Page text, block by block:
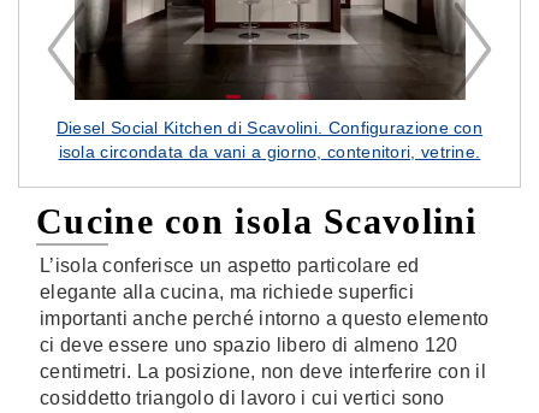
Diesel Social Kitchen di Scavolini. Configurazione con
isola circondata da vani a giorno, contenitori, vetrine.
Cucine con isola Scavolini
L’isola conferisce un aspetto particolare ed
elegante alla cucina, ma richiede superfici
importanti anche perché intorno a questo elemento
ci deve essere uno spazio libero di almeno 120
centimetri. La posizione, non deve interferire con il
cosiddetto triangolo di lavoro i cui vertici sono